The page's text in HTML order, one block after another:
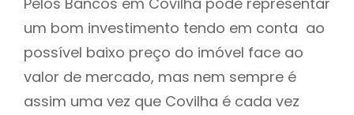
um bom investimento tendo em conta ao
possível baixo preço do imóvel face ao
valor de mercado, mas nem sempre é
assim uma vez que Covilha é cada vez